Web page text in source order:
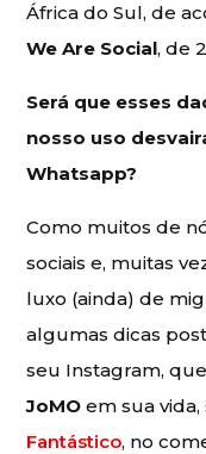
África do Sul, de
We Are Social, de
Será que esses
nosso uso
Whatsapp?
Como muitos de
sociais e, muitas
luxo (ainda) de
algumas dicas
seu Instagram,
JoMO em sua
Fantástico, no